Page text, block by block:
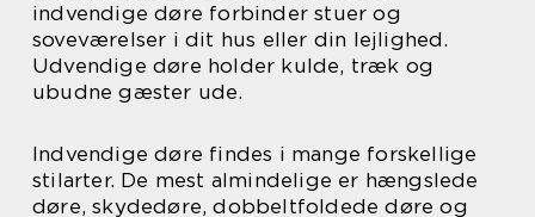
indvendige døre forbinder stuer og
soveværelser i dit hus eller din lejlighed.
Udvendige døre holder kulde, træk og
ubudne gæster ude.
Indvendige døre findes i mange forskellige
stilarter. De mest almindelige er hængslede
døre, skydedøre, dobbeltfoldede døre og